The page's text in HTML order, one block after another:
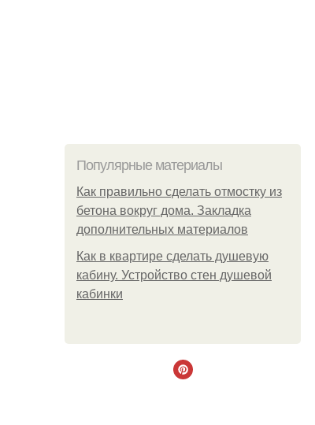
Популярные материалы
Как правильно сделать отмостку из
бетона вокруг дома. Закладка
дополнительных материалов
Как в квартире сделать душевую
кабину. Устройство стен душевой
кабинки